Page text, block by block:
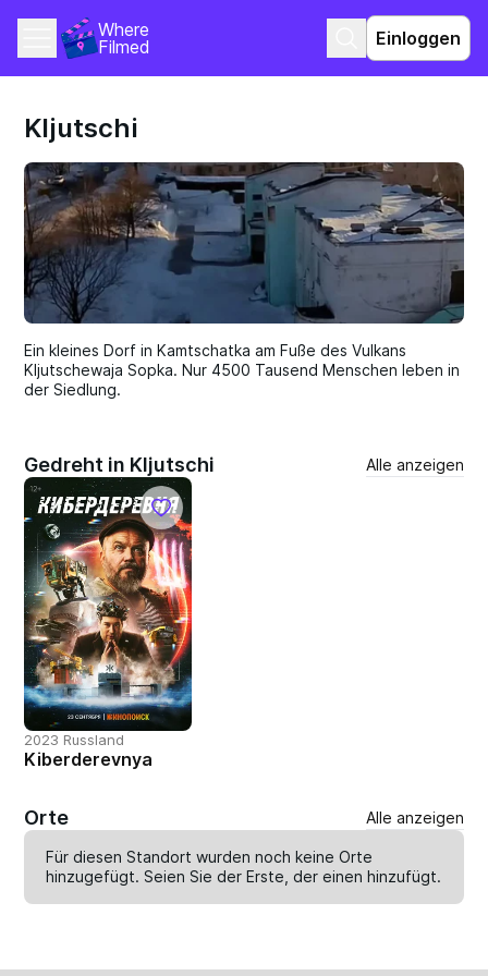
Where
Filmed
Einloggen
Kljutschi
Ein kleines Dorf in Kamtschatka am Fuße des Vulkans
Kljutschewaja Sopka. Nur 4500 Tausend Menschen leben in
der Siedlung.
Gedreht in Kljutschi Alle anzeigen
2023 Russland
Kiberderevnya
Orte Alle anzeigen
Für diesen Standort wurden noch keine Orte
hinzugefügt. Seien Sie der Erste, der einenhinzufügt.